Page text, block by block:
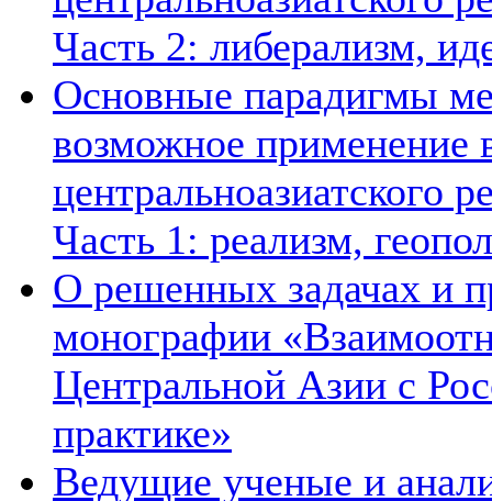
Часть 2: либерализм,
Основные парадигмы
возможное применение
центральноазиатского
Часть 1: реализм,
О решенных задачах и
монографии
Центральной Азии с
практике»
Ведущие ученые и